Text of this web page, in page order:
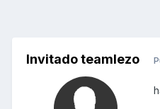
Invitado teamlezo